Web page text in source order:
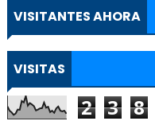
VISITANTES AHORA
VISITAS
2 3 8